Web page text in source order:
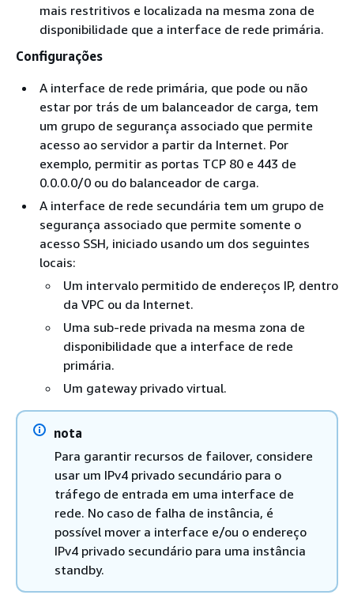
mais restritivos e localizada na mesma zona de
disponibilidade que a interface de rede primária.
Configurações
A interface de rede primária, que pode ou não
estar por trás de um balanceador de carga, tem
um grupo de segurança associado que permite
acesso ao servidor a partir da Internet. Por
exemplo, permitir as portas TCP 80 e 443 de
0.0.0.0/0 ou do balanceador de carga.
A interface de rede secundária tem um grupo de
segurança associado que permite somente o
acesso SSH, iniciado usando um dos seguintes
locais:
Um intervalo permitido de endereços IP, dentro
da VPC ou da Internet.
Uma sub-rede privada na mesma zona de
disponibilidade que a interface de rede
primária.
Um gateway privado virtual.
nota
Para garantir recursos de failover, considere
usar um IPv4 privado secundário para o
tráfego de entrada em uma interface de
rede. No caso de falha de instância, é
possível mover a interface e/ou o endereço
IPv4 privado secundário para uma instância
standby.